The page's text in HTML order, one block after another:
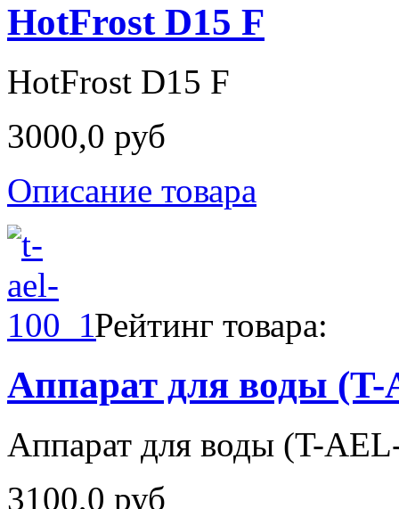
HotFrost D15 F
HotFrost D15 F
3000,0 руб
Описание товара
Рейтинг товара:
Аппарат для воды (T-
Аппарат для воды (T-
3100,0 руб